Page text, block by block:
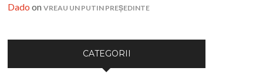
Dado onVREAU UN PUTIN PREȘEDINTE
CATEGORII